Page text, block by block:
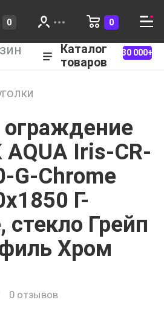
0 0
Каталог
товаров
30 000+
AQUA Iris-CR-
G-Chrome
Г-
стекло Грейп
Хром
0 отзывов